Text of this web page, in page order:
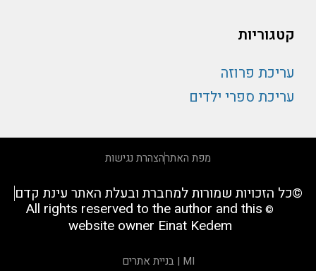
קטגוריות
עריכת פרוזה
עריכת ספרי ילדים
מפת האתרהצהרת נגישות
©כל הזכויות שמורות למחברת ובעלת האתר עינת קדם
©
All rights reserved to the author and this
website owner Einat Kedem
MI | בניית אתרים